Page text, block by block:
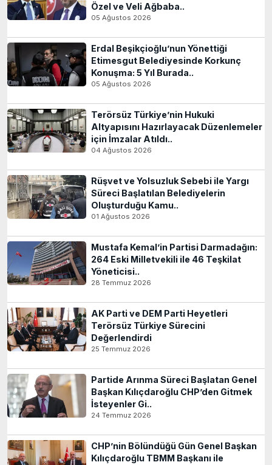
Özel ve Veli Ağbaba..
05 Ağustos 2026
Erdal Beşikçioğlu’nun Yönettiği
Etimesgut Belediyesinde Korkunç
Konuşma: 5 Yıl Burada..
05 Ağustos 2026
Terörsüz Türkiye’nin Hukuki
Altyapısını Hazırlayacak Düzenlemeler
için İmzalar Atıldı..
04 Ağustos 2026
Rüşvet ve Yolsuzluk Sebebi ile Yargı
Süreci Başlatılan Belediyelerin
Oluşturduğu Kamu..
01 Ağustos 2026
Mustafa Kemal’in Partisi Darmadağın:
264 Eski Milletvekili ile 46 Teşkilat
Yöneticisi..
28 Temmuz 2026
AK Parti ve DEM Parti Heyetleri
Terörsüz Türkiye Sürecini
Değerlendirdi
25 Temmuz 2026
Partide Arınma Süreci Başlatan Genel
Başkan Kılıçdaroğlu CHP’den Gitmek
İsteyenler Gi..
24 Temmuz 2026
CHP’nin Bölündüğü Gün Genel Başkan
Kılıçdaroğlu TBMM Başkanı ile